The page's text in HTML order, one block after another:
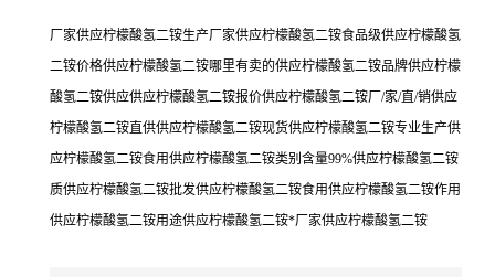
厂家供应柠檬酸氢二铵生产厂家供应柠檬酸氢二铵食品级供应柠檬酸氢
二铵价格供应柠檬酸氢二铵哪里有卖的供应柠檬酸氢二铵品牌供应柠檬
酸氢二铵供应供应柠檬酸氢二铵报价供应柠檬酸氢二铵厂/家/直/销供应
柠檬酸氢二铵直供供应柠檬酸氢二铵现货供应柠檬酸氢二铵专业生产供
应柠檬酸氢二铵食用供应柠檬酸氢二铵类别含量99%供应柠檬酸氢二铵
质供应柠檬酸氢二铵批发供应柠檬酸氢二铵食用供应柠檬酸氢二铵作用
供应柠檬酸氢二铵用途供应柠檬酸氢二铵*厂家供应柠檬酸氢二铵